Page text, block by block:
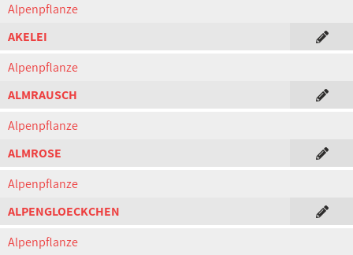
Alpenpflanze
AKELEI
Alpenpflanze
ALMRAUSCH
Alpenpflanze
ALMROSE
Alpenpflanze
ALPENGLOECKCHEN
Alpenpflanze